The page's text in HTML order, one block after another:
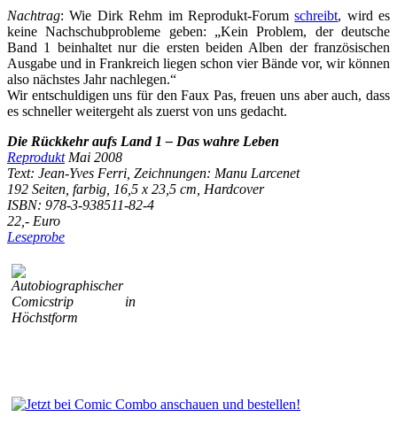
Nachtrag: Wie Dirk Rehm im Reprodukt-Forumschreibt, wird es
keine Nachschubprobleme geben: „Kein Problem, der deutsche
Band 1 beinhaltet nur die ersten beiden Alben der französischen
Ausgabe und in Frankreich liegen schon vier Bände vor, wir können
also nächstes Jahr nachlegen.“
Wir entschuldigen uns für den Faux Pas, freuen uns aber auch, dass
es schneller weitergeht als zuerst von uns gedacht.
Die Rückkehr aufs Land 1 – Das wahre Leben
ReproduktMai 2008
Text: Jean-Yves Ferri, Zeichnungen: Manu Larcenet
192 Seiten, farbig, 16,5 x 23,5 cm, Hardcover
ISBN: 978-3-938511-82-4
22,- Euro
Leseprobe